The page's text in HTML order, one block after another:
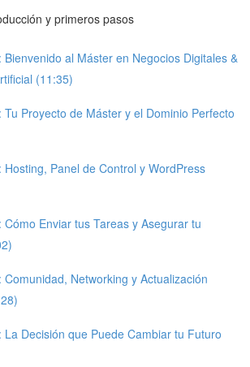
y primeros pasos
Bienvenido al Máster en Negocios Digitales &
(11:35)
Tu Proyecto de Máster y el Dominio Perfecto
Hosting, Panel de Control y WordPress
Cómo Enviar tus Tareas y Asegurar tu
Comunidad, Networking y Actualización
La Decisión que Puede Cambiar tu Futuro